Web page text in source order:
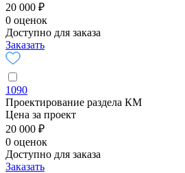
20 000 ₽
0 оценок
Доступно для заказа
Заказать
1090
Проектирование раздела КМ
Цена за проект
20 000 ₽
0 оценок
Доступно для заказа
Заказать